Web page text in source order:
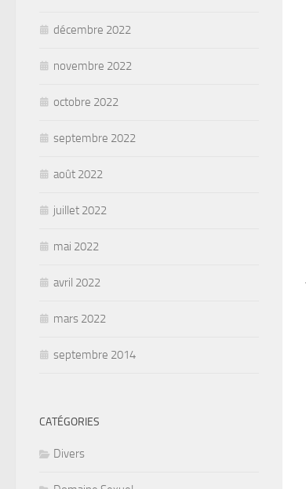
décembre 2022
novembre 2022
octobre 2022
septembre 2022
août 2022
juillet 2022
mai 2022
avril 2022
mars 2022
septembre 2014
CATÉGORIES
Divers